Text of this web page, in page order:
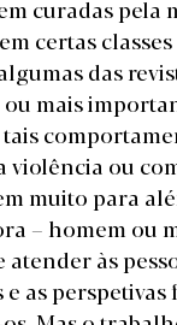
curadas
certas
das
mais
violência ou
muito para
– homem ou
às
as